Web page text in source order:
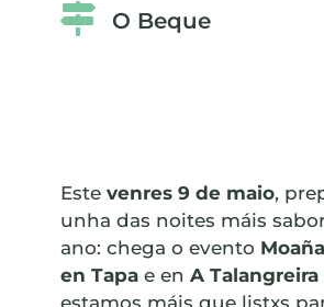
 O Beque
Este venres 9 de maio,
unha das noites máis
ano: chega o evento
en Tapae en A
estamos máis que listxs